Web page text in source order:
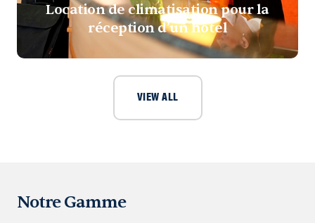
Location de climatisation pour la
réception d’un hôtel
VIEW ALL
Notre Gamme